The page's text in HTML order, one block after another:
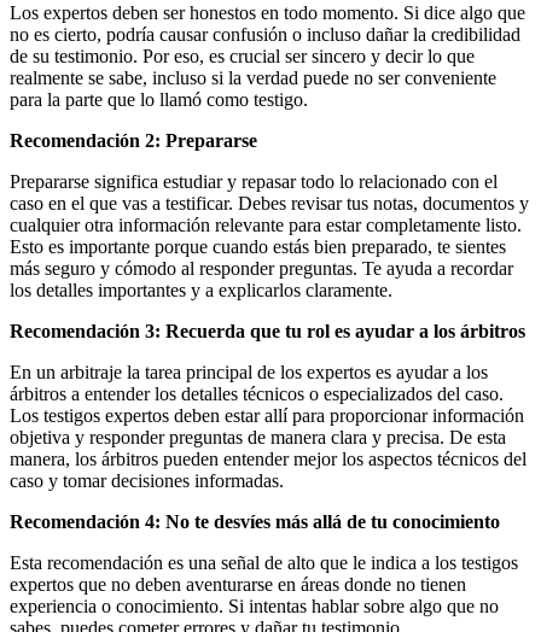
Los expertos deben ser honestos en todo momento. Si dice algo que
no es cierto, podría causar confusión o incluso dañar la credibilidad
de su testimonio. Por eso, es crucial ser sincero y decir lo que
realmente se sabe, incluso si la verdad puede no ser conveniente
para la parte que lo llamó como testigo.
Recomendación 2: Prepararse
Prepararse significa estudiar y repasar todo lo relacionado con el
caso en el que vas a testificar. Debes revisar tus notas, documentos y
cualquier otra información relevante para estar completamente listo.
Esto es importante porque cuando estás bien preparado, te sientes
más seguro y cómodo al responder preguntas. Te ayuda a recordar
los detalles importantes y a explicarlos claramente.
Recomendación 3: Recuerda que tu rol es ayudar a los árbitros
En un arbitraje la tarea principal de los expertos es ayudar a los
árbitros a entender los detalles técnicos o especializados del caso.
Los testigos expertos deben estar allí para proporcionar información
objetiva y responder preguntas de manera clara y precisa. De esta
manera, los árbitros pueden entender mejor los aspectos técnicos del
caso y tomar decisiones informadas.
Recomendación 4: No te desvíes más allá de tu conocimiento
Esta recomendación es una señal de alto que le indica a los testigos
expertos que no deben aventurarse en áreas donde no tienen
experiencia o conocimiento. Si intentas hablar sobre algo que no
sabes, puedes cometer errores y dañar tu testimonio.